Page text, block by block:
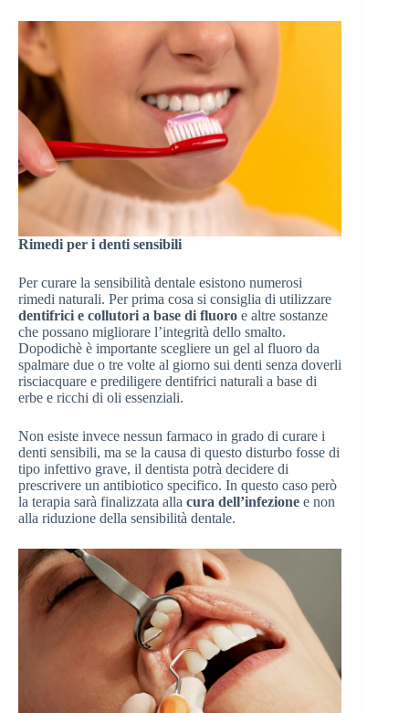
Rimedi per i denti sensibili
Per curare la sensibilità dentale esistono numerosi
rimedi naturali. Per prima cosa si consiglia di utilizzare
dentifrici e collutori a base di fluoro e altre sostanze
che possano migliorare l’integrità dello smalto.
Dopodichè è importante scegliere un gel al fluoro da
spalmare due o tre volte al giorno sui denti senza doverli
risciacquare e prediligere dentifrici naturali a base di
erbe e ricchi di oli essenziali.
Non esiste invece nessun farmaco in grado di curare i
denti sensibili, ma se la causa di questo disturbo fosse di
tipo infettivo grave, il dentista potrà decidere di
prescrivere un antibiotico specifico. In questo caso però
la terapia sarà finalizzata alla cura dell’infezione e non
alla riduzione della sensibilità dentale.